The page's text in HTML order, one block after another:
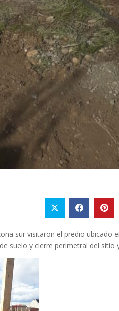
sur visitaron el predio ubicado
suelo y cierre perimetral del sitio